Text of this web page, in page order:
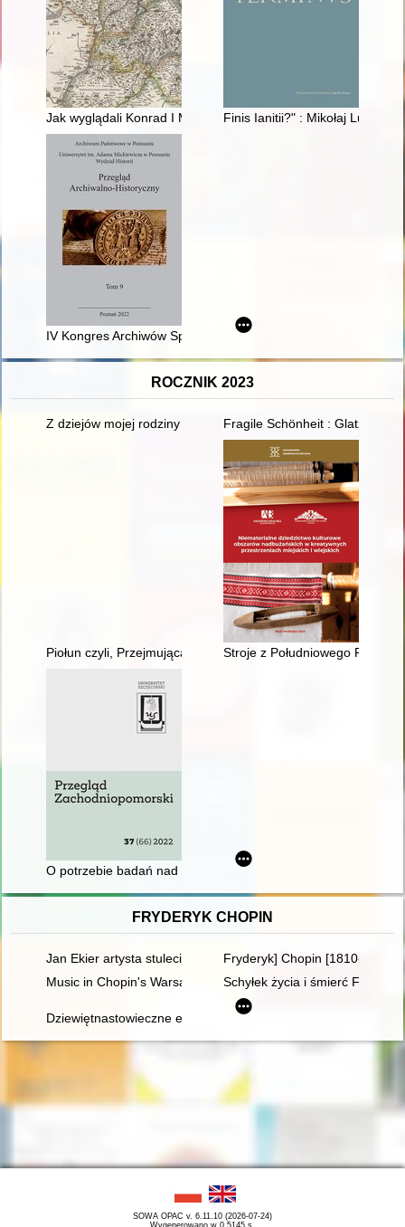
Jak wyglądali Konrad I Mazowiecki i jego synowie?
Finis Ianitii?" : Mikołaj
IV Kongres Archiwów Społecznych, Sulejówek, 24–25
ROCZNIK 2023
Z dziejów mojej rodziny : kompendium. T. 3 B,
Fragile Schönheit : Glatzer
Piołun czyli, Przejmująca historia małej kresowej rodziny
Stroje z Południowego
O potrzebie badań nad dziejami, współczesnością i
FRYDERYK CHOPIN
Jan Ekier artysta stulecia - w darze Chopinowi. Księga
Fryderyk] Chopin [1810-1849]
Music in Chopin's Warsaw
Schyłek życia i śmierć
Dziewiętnastowieczne edycje dzieł Fryderyka Chopina jako
SOWA OPAC v. 6.11.10 (2026-07-24)
Wygenerowano w 0,5145 s.